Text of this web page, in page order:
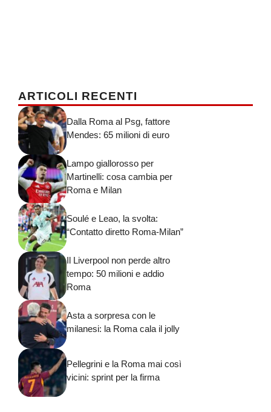
ARTICOLI RECENTI
Dalla Roma al Psg, fattore
Mendes: 65 milioni di euro
Lampo giallorosso per
Martinelli: cosa cambia per
Roma e Milan
Soulé e Leao, la svolta:
“Contatto diretto Roma-Milan”
Il Liverpool non perde altro
tempo: 50 milioni e addio
Roma
Asta a sorpresa con le
milanesi: la Roma cala il jolly
Pellegrini e la Roma mai così
vicini: sprint per la firma